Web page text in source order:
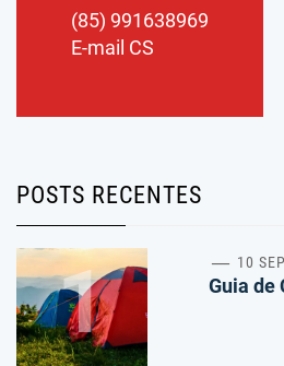
(85) 991638969
E-mail CS
POSTS RECENTES
1 10
Guia de